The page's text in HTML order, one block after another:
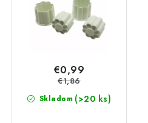
Skladom (>20 ks)
€0,99
€1,86